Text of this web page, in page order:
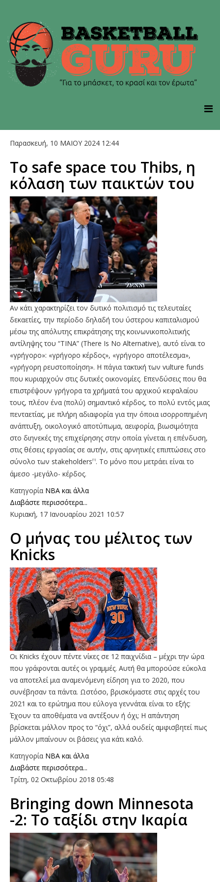
Παρασκευή, 10 ΜΑΙΟΥ 2024 12:44
Το safe space του Thibs, η
κόλαση των παικτών του
Αν κάτι χαρακτηρίζει τον δυτικό πολιτισμό τις τελευταίες
δεκαετίες, την περίοδο δηλαδή του ύστερου καπιταλισμού
μέσω της απόλυτης επικράτησης της κοινωνικοπολιτικής
αντίληψης του “ΤΙΝΑ” (There Is No Alternative), αυτό είναι το
«γρήγορο»: «γρήγορο κέρδος», «γρήγορο αποτέλεσμα»,
«γρήγορη ρευστοποίηση». Η πάγια τακτική των vulture funds
που κυριαρχούν στις δυτικές οικονομίες. Επενδύσεις που θα
επιστρέψουν γρήγορα τα χρήματά του αρχικού κεφαλαίου
τους, πλέον ένα (πολύ) σημαντικό κέρδος, το πολύ εντός μιας
πενταετίας, με πλήρη αδιαφορία για την όποια ισορροπημένη
ανάπτυξη, οικολογικό αποτύπωμα, αειφορία, βιωσιμότητα
στο διηνεκές της επιχείρησης στην οποία γίνεται η επένδυση,
στις θέσεις εργασίας σε αυτήν, στις αρνητικές επιπτώσεις στο
σύνολο των stakeholders[1]. Το μόνο που μετράει είναι το
άμεσο -μεγάλο- κέρδος.
Κατηγορία NBA και άλλα
Διαβάστε περισσότερα...
Κυριακή, 17 Ιανουαρίου 2021 10:57
O μήνας του μέλιτος των
Knicks
Οι Knicks έχουν πέντε νίκες σε 12 παιχνίδια – μέχρι την ώρα
που γράφονται αυτές οι γραμμές. Αυτή θα μπορούσε εύκολα
να αποτελεί μια αναμενόμενη είδηση για το 2020, που
συνέβησαν τα πάντα. Ωστόσο, βρισκόμαστε στις αρχές του
2021 και το ερώτημα που εύλογα γεννάται είναι το εξής:
Έχουν τα αποθέματα να αντέξουν ή όχι; Η απάντηση
βρίσκεται μάλλον προς το “όχι”, αλλά ουδείς αμφισβητεί πως
μάλλον μπαίνουν οι βάσεις για κάτι καλό.
Κατηγορία NBA και άλλα
Διαβάστε περισσότερα...
Τρίτη, 02 Οκτωβρίου 2018 05:48
Bringing down Minnesota
-2: Το ταξίδι στην Ικαρία